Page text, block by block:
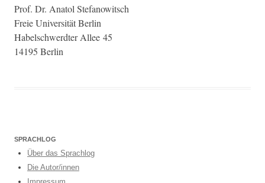
Prof. Dr. Ana­tol Stefanowitsch
Freie Uni­ver­sität Berlin
Habelschw­erdter Allee 45
14195 Berlin
SPRACHLOG
Über das Sprachlog
Die Autor/innen